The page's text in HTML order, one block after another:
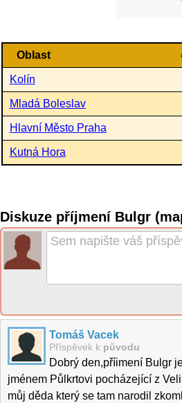
Oblast
Kolín
Mladá Boleslav
Hlavní Město Praha
Kutná Hora
Diskuze příjmení Bulgr
Tomáš Vacek
Příspěvek k původu
Dobrý den,příimení Bulgr
jménem Půlkrtovi pocházející z
můj děda který se tam narodil